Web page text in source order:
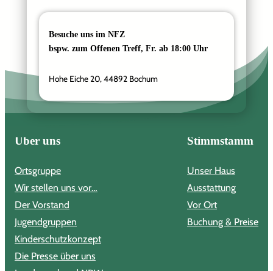
Besuche uns im NFZ
bspw. zum Offenen Treff, Fr. ab 18:00 Uhr
Hohe Eiche 20, 44892 Bochum
Über uns
Ortsgruppe
Wir stellen uns vor…
Der Vorstand
Jugendgruppen
Kinderschutzkonzept
Die Presse über uns
Stimmstamm
Unser Haus
Ausstattung
Vor Ort
Buchung & Preise